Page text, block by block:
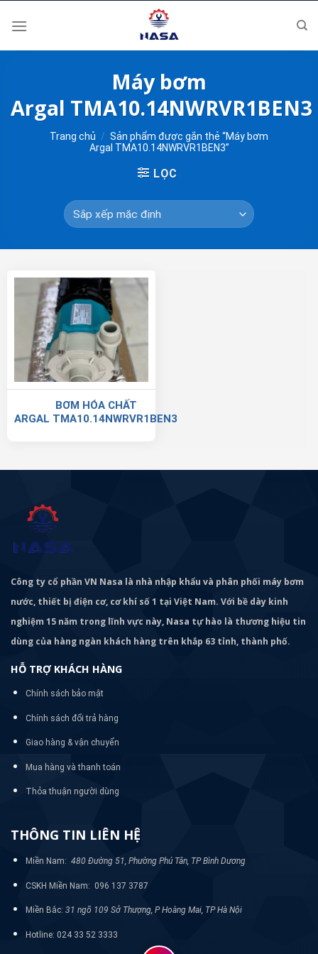
Máy bơm
Argal TMA10.14NWRVR1BEN3
Trang chủ / Sản phẩm được gắn thẻ “Máy bơm
Argal TMA10.14NWRVR1BEN3”
LỌC
BƠM HÓA CHẤT
ARGAL TMA10.14NWRVR1BEN3
Công ty cổ phần VN Nasa là nhà nhập khẩu và phân phối máy bơm
nước, thiết bị điện cơ, cơ khí số 1 tại Việt Nam. Với bề dày kinh
nghiệm 15 năm trong lĩnh vực này, Nasa tự hào là thương hiệu tin
dùng của hàng ngàn khách hàng trên khắp 63 tỉnh, thành phố.
HỖ TRỢ KHÁCH HÀNG
Chính sách bảo mật
Chính sách đổi trả hàng
Giao hàng & vận chuyển
Mua hàng và thanh toán
Thỏa thuận người dùng
THÔNG TIN LIÊN HỆ
Miền Nam: 480 Đường 51, Phường Phú Tân, TP Bình Dương
CSKH Miền Nam: 096 137 3787
Miền Bắc: 31 ngõ 109 Sở Thượng, P Hoàng Mai, TP Hà Nội
Hotline: 024 33 52 3333